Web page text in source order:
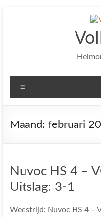
Maand: februari
Nuvoc HS 4 –
Uitslag: 3-1
Wedstrijd: Nuvoc HS 4 –